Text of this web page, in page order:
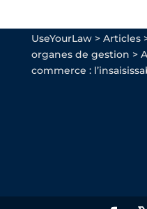
UseYourLaw> Articles
organes de gestion >
commerce :